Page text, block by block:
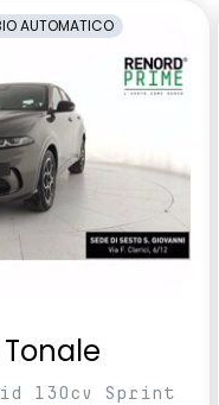
AUTOMATICO
Tonale
130cv Sprint